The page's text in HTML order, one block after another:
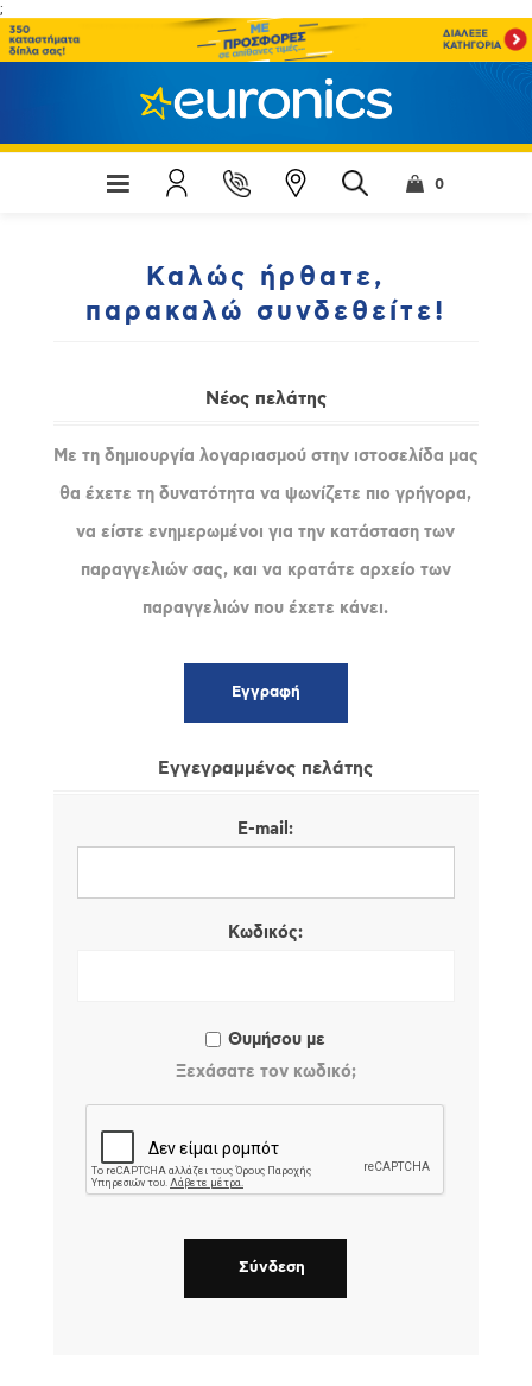
;
0
Καλώς ήρθατε,
παρακαλώ συνδεθείτε!
Νέος πελάτης
Με τη δημιουργία λογαριασμού στην ιστοσελίδα μας
θα έχετε τη δυνατότητα να ψωνίζετε πιο γρήγορα,
να είστε ενημερωμένοι για την κατάσταση των
παραγγελιών σας, και να κρατάτε αρχείο των
παραγγελιών που έχετε κάνει.
Εγγεγραμμένος πελάτης
E-mail:
Κωδικός:
Θυμήσου με
Ξεχάσατε τον κωδικό;